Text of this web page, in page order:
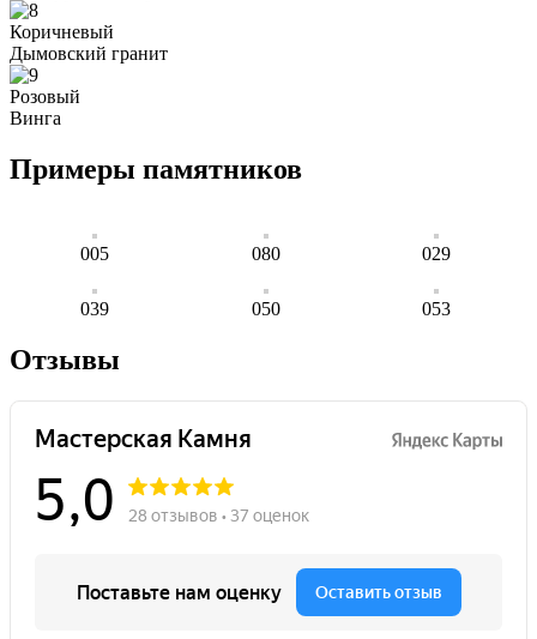
Коричневый
Дымовский гранит
Розовый
Винга
Примеры памятников
005 080 029
039 050 053
Отзывы